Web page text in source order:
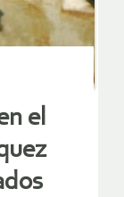
el